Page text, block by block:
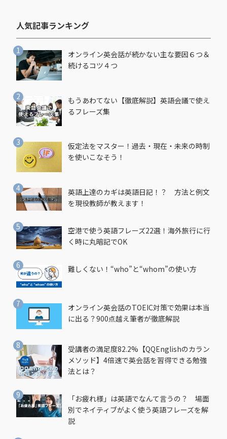
人気記事ランキング​
オンライン英会話が続かない主な要因６つ＆
続けるコツ４つ
もうあわてない【徹底解説】英語会議で使え
るフレーズ集
仮定法をマスター！過去・現在・未来の時制
を使いこなそう！
英語上達のカギは英語日記！？ 方法と例文
を現役教師が教えます！
空港で使う英語フレーズ22選！海外旅行に行
く時に丸暗記でOK
難しくない！“who”と“whom”の使い方
オンライン英会話のTOEIC対策で効果は本当
に出る？900点越え筆者が徹底解説
受講者の満足度82.2%【QQEnglishのカラン
メソッド】4倍速で英会話を習得できる勉強
法とは？
「お疲れ様」は英語でなんて言うの？ 場面
別でネイティブがよく使う英語フレーズを解
説